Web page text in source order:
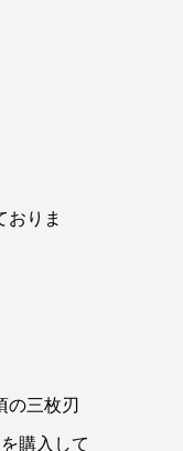
おりま
の三枚刃
購入して